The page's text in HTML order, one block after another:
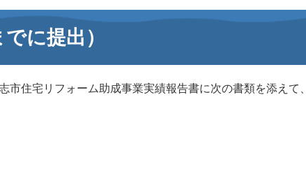
に提出）
住宅リフォーム助成事業実績報告書に次の書類を添えて、